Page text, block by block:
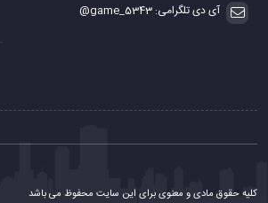
آی دی تلگرامی: game_5343@
کلیه حقوق مادی و معنوی برای این سایت محفوظ می باشد